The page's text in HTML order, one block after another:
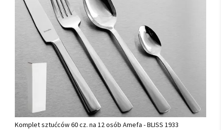
Komplet sztućców 60 cz. na 12 osób Amefa - BLISS 1933